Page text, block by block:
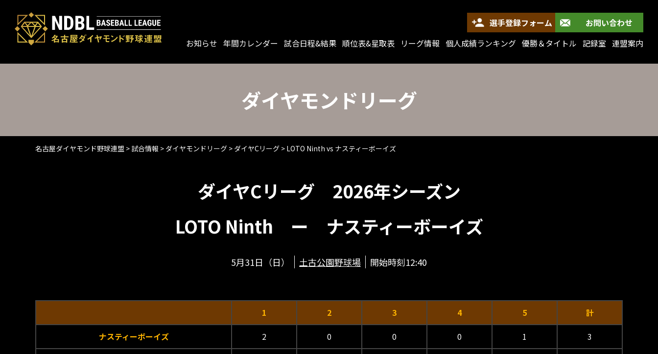
選手登録フォーム
お問い合わせ
お知らせ 年間カレンダー 試合日程&結果 順位表&星取表 リーグ情報 個人成績ランキング 優勝＆タイトル 記録室 連盟案内
ダイヤモンドリーグ
名古屋ダイヤモンド野球連盟 > 試合情報 > ダイヤモンドリーグ > ダイヤCリーグ > LOTO Ninth vs ナスティーボーイズ
ダイヤCリーグ 2026年シーズン
LOTO Ninth ー ナスティーボーイズ
5月31日（日） 土古公園野球場 開始時刻12:40
1 2 3 4 5 計
ナスティーボーイズ 2 0 0 0 1 3